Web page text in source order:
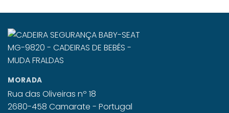
MORADA
Rua das Oliveiras nº 18
2680-458 Camarate - Portugal